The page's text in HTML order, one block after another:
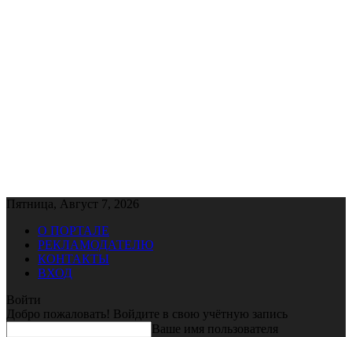
Пятница, Август 7, 2026
О ПОРТАЛЕ
РЕКЛАМОДАТЕЛЮ
КОНТАКТЫ
ВХОД
Войти
Добро пожаловать! Войдите в свою учётную запись
Ваше имя пользователя